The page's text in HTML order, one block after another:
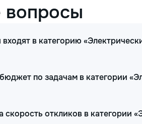
вопросы
входят в категорию
по задачам в категории
скорость откликов в категории